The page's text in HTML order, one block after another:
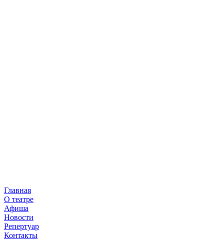
Главная
О театре
Афиша
Новости
Репертуар
Контакты